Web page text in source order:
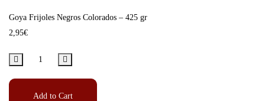
Goya Frijoles Negros Colorados – 425 gr
2,95€
Add to Cart